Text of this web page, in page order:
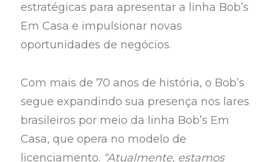
estratégicas para apresentar a linha Bob’s
Em Casa e impulsionar novas
oportunidades de negócios.
Com mais de 70 anos de história, o Bob’s
segue expandindo sua presença nos lares
brasileiros por meio da linha Bob’s Em
Casa, que opera no modelo de
licenciamento. “Atualmente, estamos